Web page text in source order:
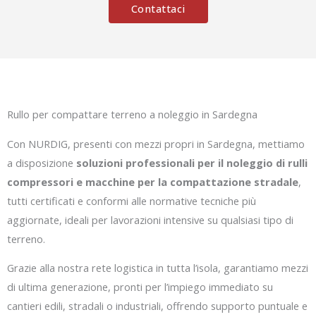
Contattaci
Rullo per compattare terreno a noleggio in Sardegna
Con NURDIG, presenti con mezzi propri in Sardegna, mettiamo
a disposizione soluzioni professionali per il noleggio di rulli
compressori e macchine per la compattazione stradale,
tutti certificati e conformi alle normative tecniche più
aggiornate, ideali per lavorazioni intensive su qualsiasi tipo di
terreno.
Grazie alla nostra rete logistica in tutta l’isola, garantiamo mezzi
di ultima generazione, pronti per l’impiego immediato su
cantieri edili, stradali o industriali, offrendo supporto puntuale e